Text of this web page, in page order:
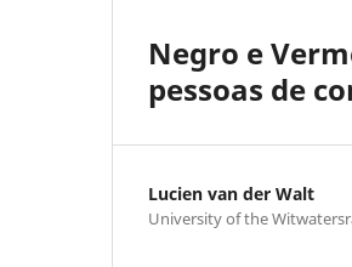
Negro e
pessoas de
Lucien van der Walt
University of the